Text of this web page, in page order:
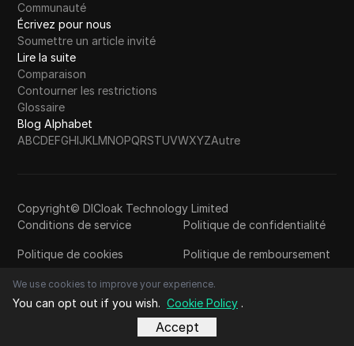
Communauté
Écrivez pour nous
Soumettre un article invité
Lire la suite
Comparaison
Contourner les restrictions
Glossaire
Blog Alphabet
ABCDEFGHIJKLMNOPQRSTUVWXYZAutre
Copyright© DICloak Technology Limited
Conditions de service
Politique de confidentialité
Politique de cookies Politique de remboursement
We use cookies to improve your experience.
You can opt out if you wish. Cookie Policy .
Accept